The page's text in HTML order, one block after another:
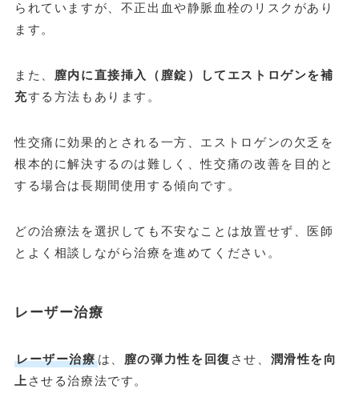
られていますが、不正出血や静脈血栓のリスクがあり
ます。
また、 膣内に直接挿入（ 膣錠 ）してエストロゲンを補
充する方法もあります。
性交痛に効果的とされる一方、エストロゲンの欠乏を
根本的に解決するのは難しく、性交痛の改善を目的と
する場合は長期間使用する傾向です。
どの治療法を選択しても不安なことは放置せず、医師
とよく相談しながら治療を進めてください。
レーザー治療
レーザー治療は、 膣の弾力性を回復 させ、 潤滑性を向
上 させる治療法です。